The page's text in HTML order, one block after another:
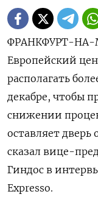
ФРАНКФУРТ-НА-
Европейский
располагать
декабре, чтобы
снижении
оставляет
сказал вице-
Гиндос в
Expresso.